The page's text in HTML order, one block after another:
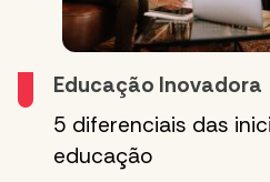
Educação Inovadora
5 diferenciais das
educação